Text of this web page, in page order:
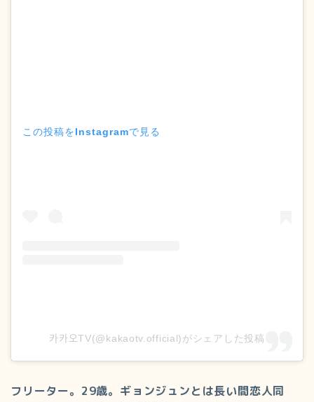
この投稿をInstagramで見る
카카오TV(@kakaotv.official)がシェアした投稿
フリーター。29歳。ギョンジュンとは長い間恋人同